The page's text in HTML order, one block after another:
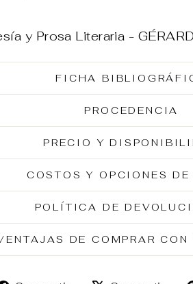
y Prosa Literaria -
FICHA
PROCEDENCIA
PRECIO Y
COSTOS Y OPCIONES DE
POLÍTICA DE
DE COMPRAR CON